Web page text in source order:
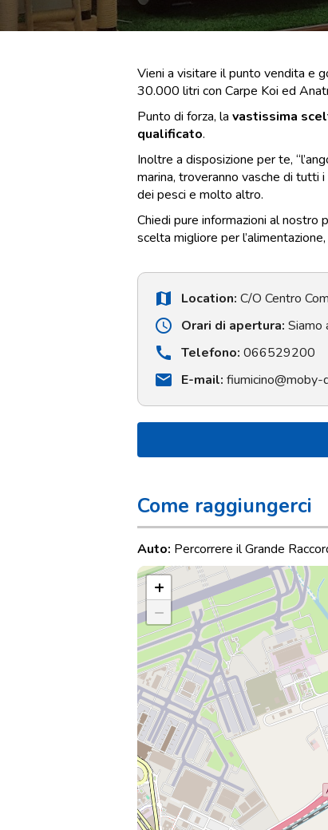
Punti
Vieni a visitare il punto vendita e
30.000 litri con Carpe Koi ed
Punto di forza, la vastissima
qualificato.
Inoltre a disposizione per te,
marina, troveranno vasche di tutti
dei pesci e molto altro.
Chiedi pure informazioni al nostro
scelta migliore per
map Location: C/O Centro
schedule Orari di apertura: Siamo
call Telefono: 066529200
mail E-mail: fiumicino@moby-
Come raggiungerci
Auto: Percorrere il Grande
+
−